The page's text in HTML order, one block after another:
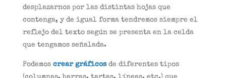
desplazarnos por las distintas hojas que
contenga, y de igual forma tendremos siempre el
reflejo del texto según se presenta en la celda
que tengamos señalada.
Podemos crear gráficos de diferentes tipos